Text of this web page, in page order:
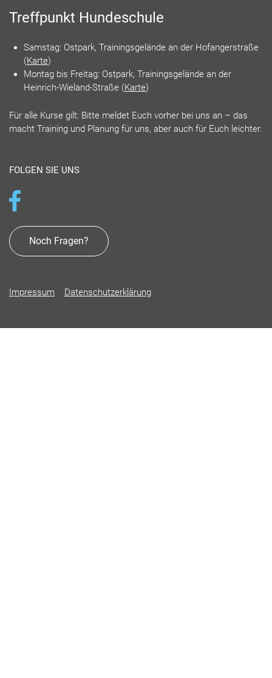
Treffpunkt Hundeschule
Samstag: Ostpark, Trainingsgelände an der Hofangerstraße
(Karte)
Montag bis Freitag: Ostpark, Trainingsgelände an der
Heinrich-Wieland-Straße (Karte)
Für alle Kurse gilt: Bitte meldet Euch vorher bei uns an – das
macht Training und Planung für uns, aber auch für Euch leichter.
FOLGEN SIE UNS
Noch Fragen?
Impressum Datenschutzerklärung